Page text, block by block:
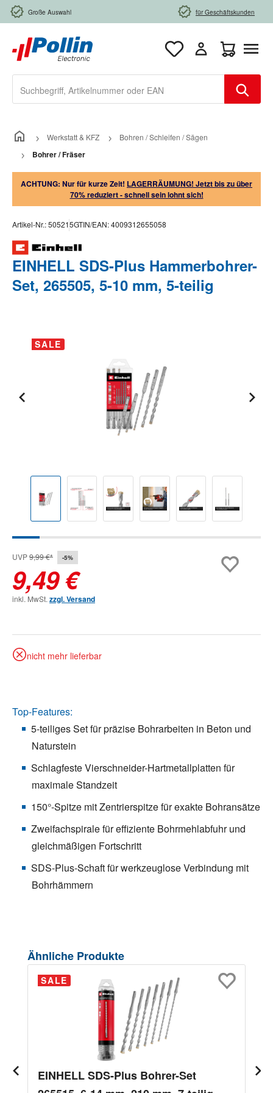
Zum Hauptinhalt springen
Große Auswahl für Geschäftskunden
Werkstatt & KFZ Bohren / Schleifen / Sägen
Bohrer / Fräser
ACHTUNG: Nur für kurze Zeit! LAGERRÄUMUNG! Jetzt bis zu über
70% reduziert - schnell sein lohnt sich!
Artikel-Nr.:505215GTIN/EAN:4009312655058
EINHELL SDS-Plus Hammerbohrer-
Set, 265505, 5-10 mm, 5-teilig
Bildergalerie überspringen
SALE
UVP9,99 €* -5%
9,49 €
inkl. MwSt. zzgl. Versand
nicht mehr lieferbar
Top-Features:
5-teiliges Set für präzise Bohrarbeiten in Beton und
Naturstein
Schlagfeste Vierschneider-Hartmetallplatten für
maximale Standzeit
150°-Spitze mit Zentrierspitze für exakte Bohransätze
Zweifachspirale für effiziente Bohrmehlabfuhr und
gleichmäßigen Fortschritt
SDS-Plus-Schaft für werkzeuglose Verbindung mit
Bohrhämmern
Produktgalerie überspringen
Ähnliche Produkte
SALE
EINHELL SDS-Plus Bohrer-Set